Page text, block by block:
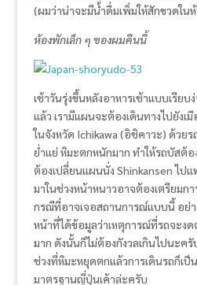
(ผมว่าน่าจะมีน้ำดื่มเพิ่มให้สักขวดใน
ห้องพักเล็ก ๆ ของผมคืนนี้
เช้าวันรุ่งขึ้นหลังอาหารเช้าแบบเรียบ
แล้ว เรามีแผนจะต้องเดินทางไปยังเ
ในจังหวัด Ichikawa (อิชิคาวะ) ด้วย
ย่ำแย่ หิมะตกหนักมาก ทำให้รถบัสต้อ
ต้องเปลี่ยนแผนนั่ง Shinkansen ไป
มาในช่วงหน้าหนาวอาจต้องเตรียมก
กรณีที่อาจเจอสถานการณ์แบบนี้ อย่า
หน้าที่ได้ข้อมูลว่าเหตุการณ์ที่รถจะง
มาก ดังนั้นก็ไม่ต้องกังวลเกินไปนะค
ช่วงที่หิมะหยุดตกแล้วการเดินรถก็เป็
มาตรฐานญี่ปุ่นเค้าล่ะครับ